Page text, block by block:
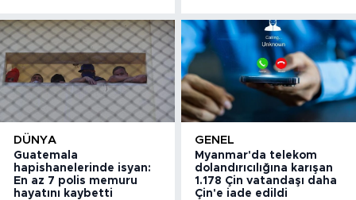
DÜNYA
Guatemala
hapishanelerinde isyan:
En az 7 polis memuru
hayatını kaybetti
GENEL
Myanmar'da telekom
dolandırıcılığına karışan
1.178 Çin vatandaşı daha
Çin'e iade edildi